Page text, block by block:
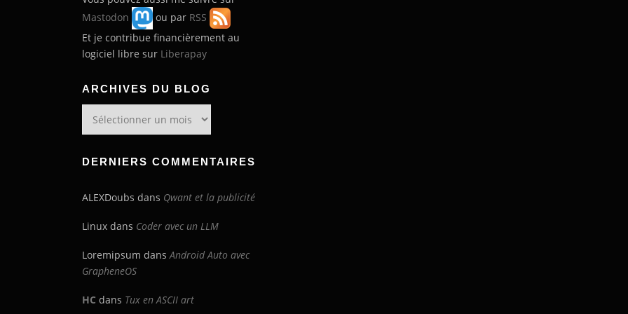
Mastodon
ou par RSS
Et je contribue financièrement au
logiciel libre sur Liberapay
ARCHIVES DU BLOG
du
DERNIERS COMMENTAIRES
ALEXDoubs dans Qwant et la publicité
Linux dans Coder avec un LLM
Loremipsum dansAndroid Auto avec
GrapheneOS
HC dans Tux en ASCII art